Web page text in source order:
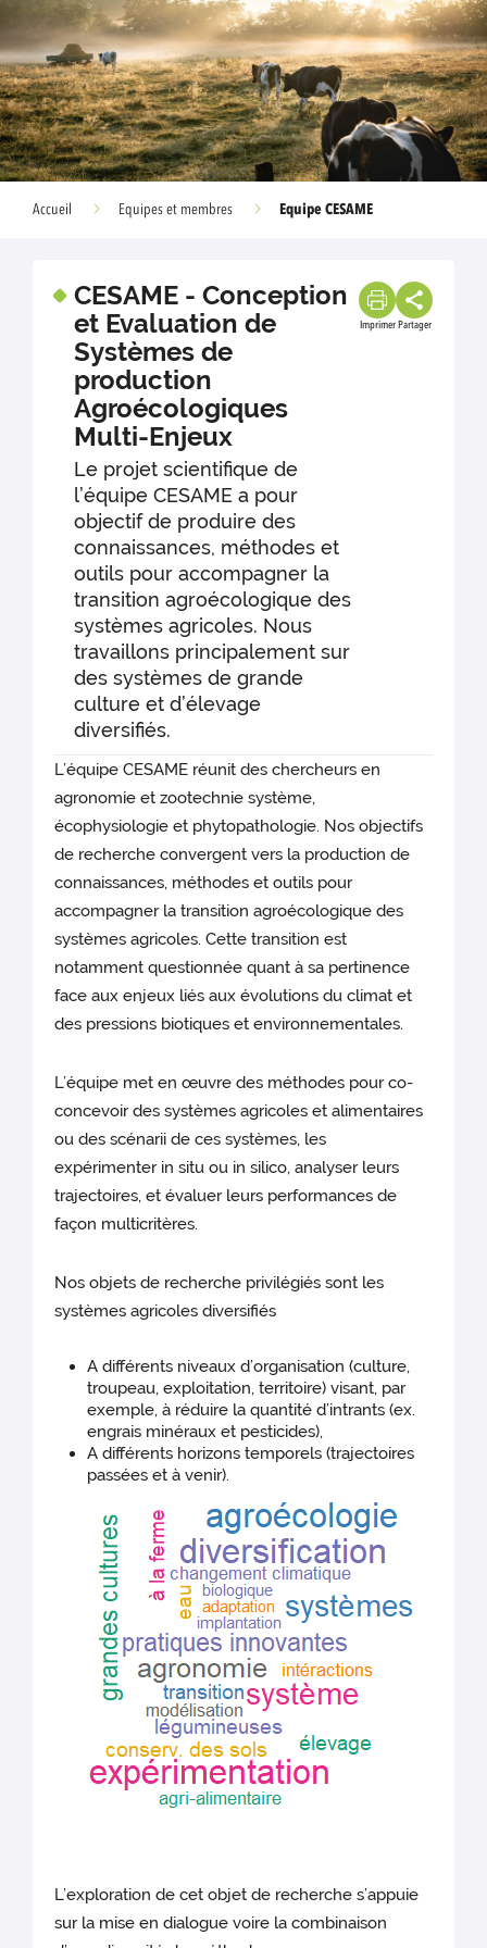
Accueil Equipes et membres Equipe CESAME
CESAME - Conception
et Evaluation de
Systèmes de
production
Agroécologiques
Multi-Enjeux
Le projet scientifique de
l’équipe CESAME a pour
objectif de produire des
connaissances, méthodes et
outils pour accompagner la
transition agroécologique des
systèmes agricoles. Nous
travaillons principalement sur
des systèmes de grande
culture et d’élevage
diversifiés.
Imprimer Partager
L’équipe CESAME réunit des chercheurs en
agronomie et zootechnie système,
écophysiologie et phytopathologie. Nos objectifs
de recherche convergent vers la production de
connaissances, méthodes et outils pour
accompagner la transition agroécologique des
systèmes agricoles. Cette transition est
notamment questionnée quant à sa pertinence
face aux enjeux liés aux évolutions du climat et
des pressions biotiques et environnementales.
L’équipe met en œuvre des méthodes pour co-
concevoir des systèmes agricoles et alimentaires
ou des scénarii de ces systèmes, les
expérimenter in situ ou in silico, analyser leurs
trajectoires, et évaluer leurs performances de
façon multicritères.
Nos objets de recherche privilégiés sont les
systèmes agricoles diversifiés
A différents niveaux d’organisation (culture,
troupeau, exploitation, territoire) visant, par
exemple, à réduire la quantité d’intrants (ex.
engrais minéraux et pesticides),
A différents horizons temporels (trajectoires
passées et à venir).
L’exploration de cet objet de recherche s’appuie
sur la mise en dialogue voire la combinaison